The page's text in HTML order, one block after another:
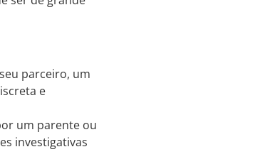
parceiro, um
e
um parente ou
investigativas